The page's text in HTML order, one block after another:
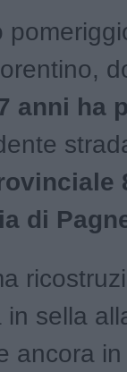
anni ha
di
sella
ancora